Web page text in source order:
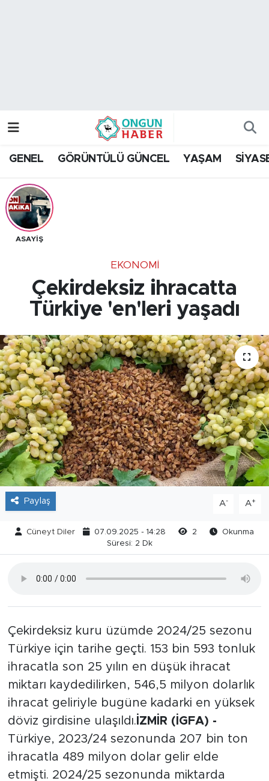
GENEL GÖRÜNTÜLÜ GÜNCEL YAŞAM
ASAYİŞ
EKONOMİ
Çekirdeksiz ihracatta
Türkiye 'en'leri yaşadı
Paylaş A- A+
Cüneyt Diler 07.09.2025 - 14:28 2
Okunma
Süresi: 2 Dk
Çekirdeksiz kuru üzümde 2024/25 sezonu
Türkiye için tarihe geçti. 153 bin 593 tonluk
ihracatla son 25 yılın en düşük ihracat
miktarı kaydedilirken, 546,5 milyon dolarlık
ihracat geliriyle bugüne kadarki en yüksek
döviz girdisine ulaşıldı. İZMİR (İGFA) -
Türkiye, 2023/24 sezonunda 207 bin ton
ihracatla 489 milyon dolar gelir elde
etmişti. 2024/25 sezonunda miktarda
Trafik Durumu
Tüm Manşetler
Son Dakika Haberleri